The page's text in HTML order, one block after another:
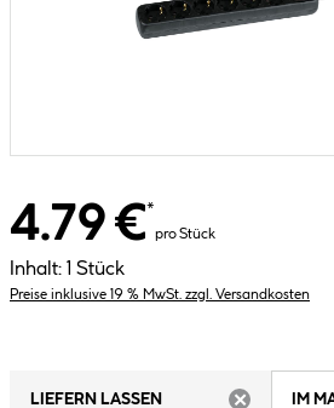
4.79 €*
pro Stück
Inhalt: 1 Stück
Preise inklusive 19 % MwSt. zzgl. Versandkosten
LIEFERN LASSEN
IM